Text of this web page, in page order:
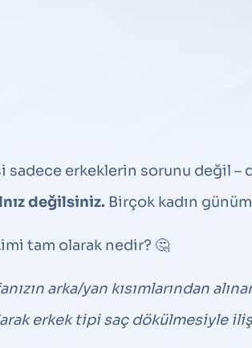
sadece erkeklerin sorunu değil –
değilsiniz. Birçok kadın
tam olarak nedir? 🤔
arka/yan kısımlarından
erkek tipi saç dökülmesiyle